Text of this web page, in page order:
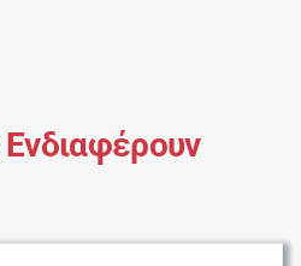
Ενδιαφέρουν